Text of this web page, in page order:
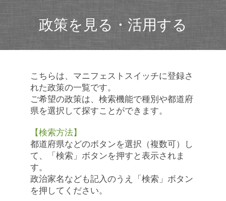
政策を見る・活用する
こちらは、マニフェストスイッチに登録さ
れた政策の一覧です。
ご希望の政策は、検索機能で種別や都道府
県を選択して探すことができます。
【検索方法】
都道府県などのボタンを選択（複数可）し
て、「検索」ボタンを押すと表示されま
す。
政治家名なども記入のうえ「検索」ボタン
を押してください。